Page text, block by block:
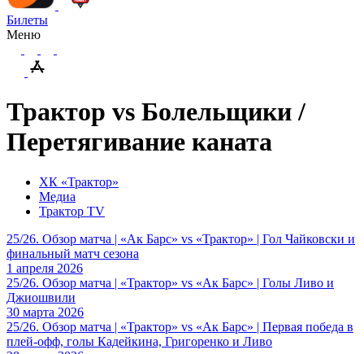
Билеты
Меню
Трактор vs Болельщики /
Перетягивание каната
ХК «Трактор»
Медиа
Трактор TV
25/26. Обзор матча | «Ак Барс» vs «Трактор» | Гол Чайковски и
финальный матч сезона
1 апреля 2026
25/26. Обзор матча | «Трактор» vs «Ак Барс» | Голы Ливо и
Джиошвили
30 марта 2026
25/26. Обзор матча | «Трактор» vs «Ак Барс» | Первая победа в
плей-офф, голы Кадейкина, Григоренко и Ливо